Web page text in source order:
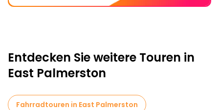
Entdecken Sie weitere Touren in
East Palmerston
Fahrradtouren in East Palmerston